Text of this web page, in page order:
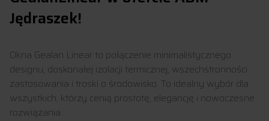
Jędraszek!
Okna Gealan Linear to połączenie minimalistycznego
designu, doskonałej izolacji termicznej, wszechstronności
zastosowania i troski o środowisko. To idealny wybór dla
wszystkich, którzy cenią prostotę, elegancję i nowoczesne
rozwiązania.